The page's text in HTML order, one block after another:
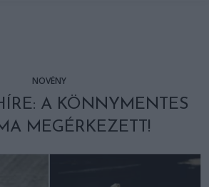
NÖVÉNY
A KÖNNYMENTES
MEGÉRKEZETT!